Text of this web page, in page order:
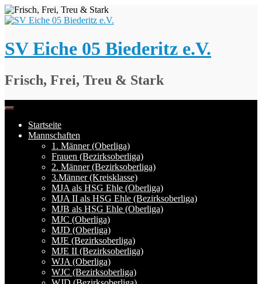
Springe
zum
SV Eiche 05 Biederitz e.V.
Frisch, Frei, Treu & Stark
Startseite
Mannschaften
1. Männer (Oberliga)
Frauen (Bezirksoberliga)
2. Männer (Bezirksoberliga)
3.Männer (Kreisklasse)
MJA als HSG Ehle (Oberliga)
MJA II als HSG Ehle (Bezirksoberliga)
MJB als HSG Ehle (Oberliga)
MJC (Oberliga)
MJD (Oberliga)
MJE (Bezirksoberliga)
MJE II (Bezirksoberliga)
WJA (Oberliga)
WJC (Bezirksoberliga)